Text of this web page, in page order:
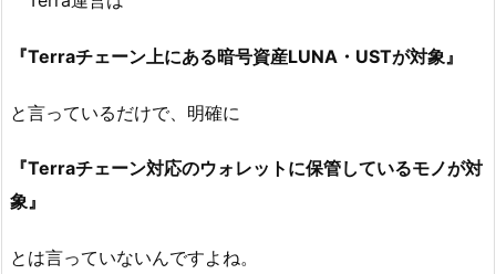
『Terraチェーン上にある暗号資産LUNA・USTが対象』
と言っているだけで、明確に
『Terraチェーン対応のウォレットに保管しているモノが対
象』
とは言っていないんですよね。